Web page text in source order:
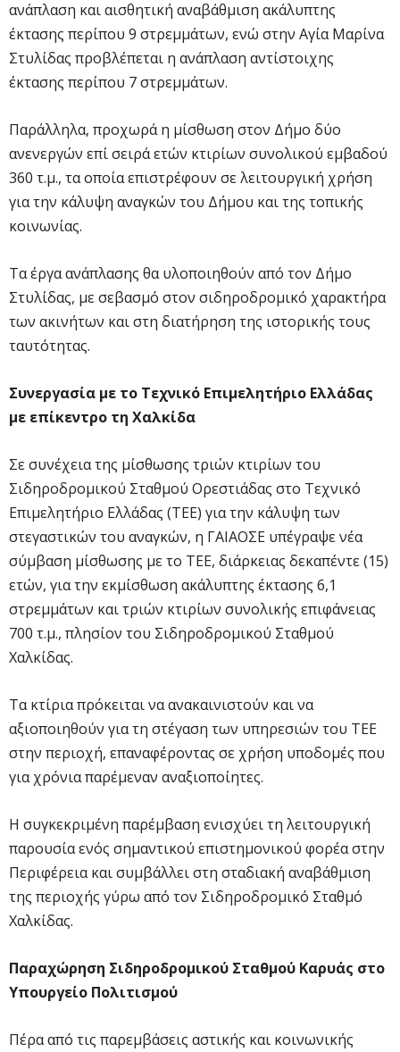
ανάπλαση και αισθητική αναβάθμιση ακάλυπτης
έκτασης περίπου 9 στρεμμάτων, ενώ στην Αγία Μαρίνα
Στυλίδας προβλέπεται η ανάπλαση αντίστοιχης
έκτασης περίπου 7 στρεμμάτων.
Παράλληλα, προχωρά η μίσθωση στον Δήμο δύο
ανενεργών επί σειρά ετών κτιρίων συνολικού εμβαδού
360 τ.μ., τα οποία επιστρέφουν σε λειτουργική χρήση
για την κάλυψη αναγκών του Δήμου και της τοπικής
κοινωνίας.
Τα έργα ανάπλασης θα υλοποιηθούν από τον Δήμο
Στυλίδας, με σεβασμό στον σιδηροδρομικό χαρακτήρα
των ακινήτων και στη διατήρηση της ιστορικής τους
ταυτότητας.
Συνεργασία με το Τεχνικό Επιμελητήριο Ελλάδας
με επίκεντρο τη Χαλκίδα
Σε συνέχεια της μίσθωσης τριών κτιρίων του
Σιδηροδρομικού Σταθμού Ορεστιάδας στο Τεχνικό
Επιμελητήριο Ελλάδας (ΤΕΕ) για την κάλυψη των
στεγαστικών του αναγκών, η ΓΑΙΑΟΣΕ υπέγραψε νέα
σύμβαση μίσθωσης με το ΤΕΕ, διάρκειας δεκαπέντε (15)
ετών, για την εκμίσθωση ακάλυπτης έκτασης 6,1
στρεμμάτων και τριών κτιρίων συνολικής επιφάνειας
700 τ.μ., πλησίον του Σιδηροδρομικού Σταθμού
Χαλκίδας.
Τα κτίρια πρόκειται να ανακαινιστούν και να
αξιοποιηθούν για τη στέγαση των υπηρεσιών του ΤΕΕ
στην περιοχή, επαναφέροντας σε χρήση υποδομές που
για χρόνια παρέμεναν αναξιοποίητες.
Η συγκεκριμένη παρέμβαση ενισχύει τη λειτουργική
παρουσία ενός σημαντικού επιστημονικού φορέα στην
Περιφέρεια και συμβάλλει στη σταδιακή αναβάθμιση
της περιοχής γύρω από τον Σιδηροδρομικό Σταθμό
Χαλκίδας.
Παραχώρηση Σιδηροδρομικού Σταθμού Καρυάς στο
Υπουργείο Πολιτισμού
Πέρα από τις παρεμβάσεις αστικής και κοινωνικής